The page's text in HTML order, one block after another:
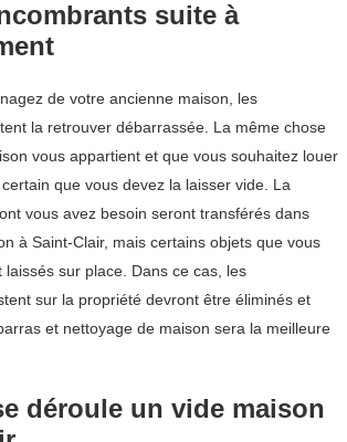
suite à
de votre ancienne maison, les
la retrouver débarrassée. La même chose
vous appartient et que vous souhaitez louer
que vous devez la laisser vide. La
vous avez besoin seront transférés dans
à Saint-Clair, mais certains objets que vous
laissés sur place. Dans ce cas, les
sur la propriété devront être éliminés et
et nettoyage de maison sera la meilleure
déroule un vide maison